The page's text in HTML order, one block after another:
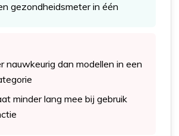
gezondheidsmeter in één
nauwkeurig dan modellen in een
minder lang mee bij gebruik